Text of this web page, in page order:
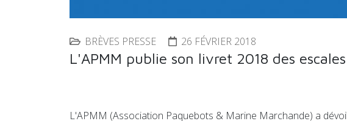
BRÈVES PRESSE 26 FÉVRIER 2018
L'APMM publie son livret 2018 des
L'APMM (Association Paquebots & Marine Marchande) a